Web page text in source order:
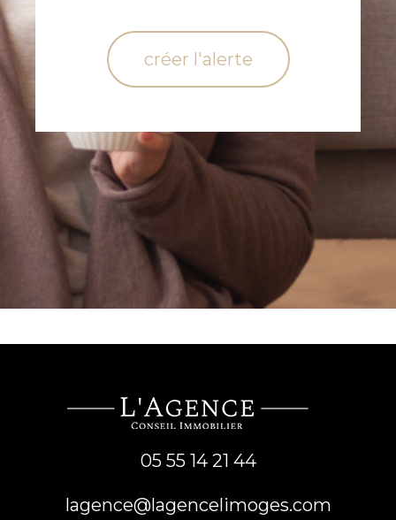
créer l'alerte
05 55 14 21 44
lagence@lagencelimoges.com